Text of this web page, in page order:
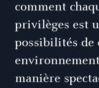
comment
privilèges est
possibilités de
manière